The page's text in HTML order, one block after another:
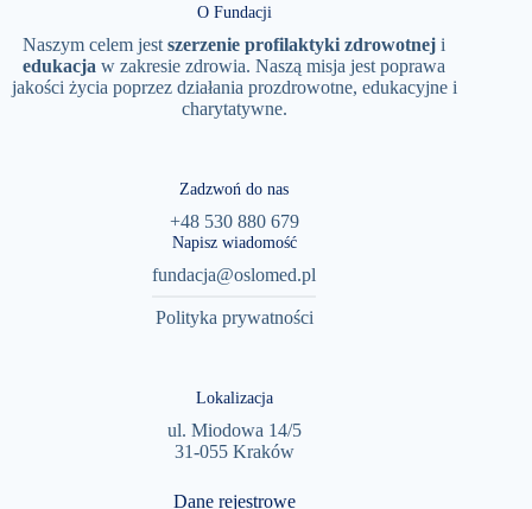
O Fundacji
Naszym celem jestszerzenie profilaktyki zdrowotnej i
edukacja w zakresie zdrowia. Naszą misja jest poprawa
jakości życia poprzez działania prozdrowotne, edukacyjne i
charytatywne.
Zadzwoń do nas
+48 530 880 679
Napisz wiadomość
fundacja@oslomed.pl
Polityka prywatności
Lokalizacja
ul. Miodowa 14/5
31-055 Kraków
Dane rejestrowe